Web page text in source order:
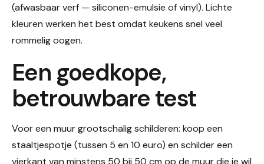
(afwasbaar verf — siliconen-emulsie of vinyl). Lichte
kleuren werken het best omdat keukens snel veel
rommelig oogen.
Een goedkope,
betrouwbare test
Voor een muur grootschalig schilderen: koop een
staaltjespotje (tussen 5 en 10 euro) en schilder een
vierkant van minstens 50 bij 50 cm op de muur die je wil